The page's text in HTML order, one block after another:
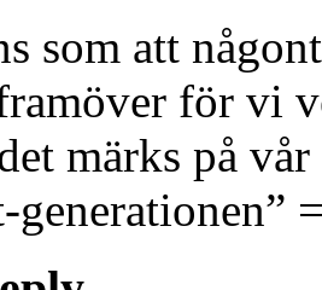
som att
för vi
märks på
generationen”